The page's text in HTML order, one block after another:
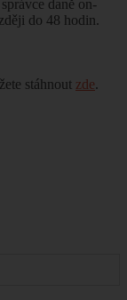
daně on-
do 48 hodin.
stáhnout zde.